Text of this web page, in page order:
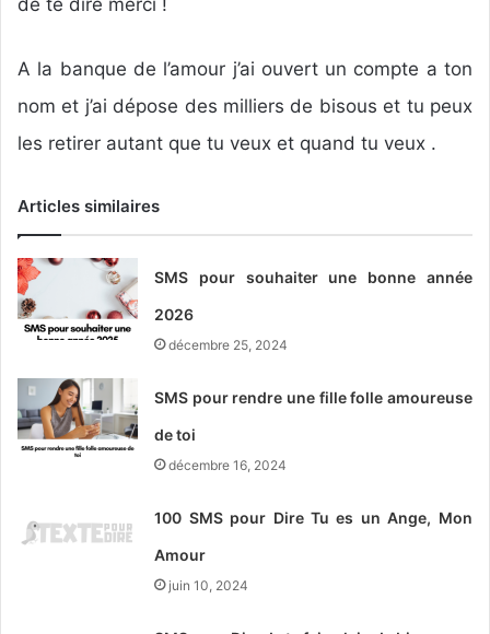
A la banque de l’amour j’ai ouvert un compte a ton
nom et j’ai dépose des milliers de bisous et tu peux
les retirer autant que tu veux et quand tu veux .
Articles similaires
SMS pour souhaiter une bonne année
2026
décembre 25, 2024
SMS pour rendre une fille folle amoureuse
de toi
décembre 16, 2024
100 SMS pour Dire Tu es un Ange, Mon
Amour
juin 10, 2024